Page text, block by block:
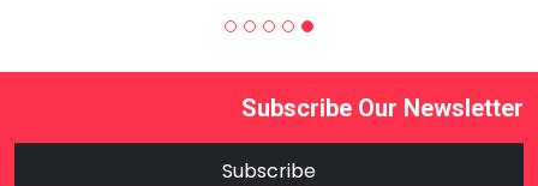
Subscribe Our Newsletter
Subscribe